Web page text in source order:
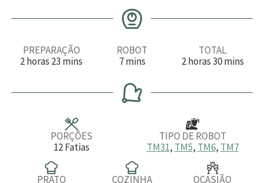
PREPARAÇÃO
2h
a
horas 23 m
u
mins
ROBOT
7m
n
u
t
mins
TOTAL
2h
a
horas30m
u
mins
PORÇÕES
12Fatias
TIPO DE ROBOT
TM31, TM5, TM6, TM7
PRATO
COZINHA
OCASIÃO